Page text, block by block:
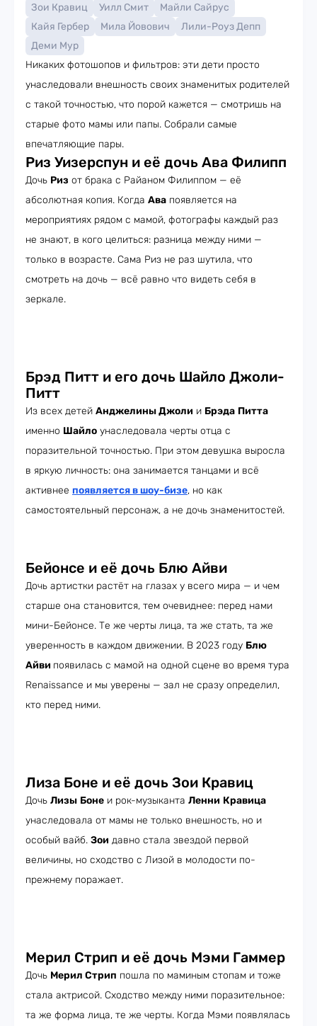
Зои Кравиц Уилл Смит
Майли Сайрус
Кайя Гербер
Мила Йовович
Лили-Роуз Депп
Деми Мур
Никаких фотошопов и фильтров: эти дети просто
унаследовали внешность своих знаменитых родителей
с такой точностью, что порой кажется — смотришь на
старые фото мамы или папы. Собрали самые
впечатляющие пары.
Риз Уизерспун и её дочь Ава Филипп
Дочь Риз от брака с Райаном Филиппом — её
абсолютная копия. Когда Ава появляется на
мероприятиях рядом с мамой, фотографы каждый раз
не знают, в кого целиться: разница между ними —
только в возрасте. Сама Риз не раз шутила, что
смотреть на дочь — всё равно что видеть себя в
зеркале.
Брэд Питт и его дочь Шайло Джоли-
Питт
Из всех детей Анджелины Джоли и Брэда Питта
именно Шайло унаследовала черты отца с
поразительной точностью. При этом девушка выросла
в яркую личность: она занимается танцами и всё
активнее появляется в шоу-бизе, но как
самостоятельный персонаж, а не дочь знаменитостей.
Бейонсе и её дочь Блю Айви
Дочь артистки растёт на глазах у всего мира — и чем
старше она становится, тем очевиднее: перед нами
мини-Бейонсе. Те же черты лица, та же стать, та же
уверенность в каждом движении. В 2023 году Блю
Айви появилась с мамой на одной сцене во время тура
Renaissance и мы уверены — зал не сразу определил,
кто перед ними.
Лиза Боне и её дочь Зои Кравиц
Дочь Лизы Боне и рок-музыканта Ленни Кравица
унаследовала от мамы не только внешность, но и
особый вайб. Зои давно стала звездой первой
величины, но сходство с Лизой в молодости по-
прежнему поражает.
Мерил Стрип и её дочь Мэми Гаммер
Дочь Мерил Стрип пошла по маминым стопам и тоже
стала актрисой. Сходство между ними поразительное:
та же форма лица, те же черты. Когда Мэми появлялась